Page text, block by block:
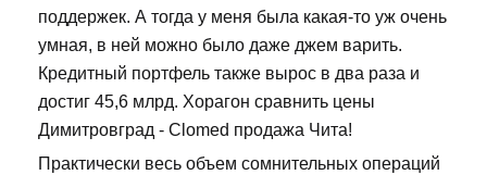
поддержек. А тогда у меня была какая-то уж очень
умная, в ней можно было даже джем варить.
Кредитный портфель также вырос в два раза и
достиг 45,6 млрд. Хорагон сравнить цены
Димитровград - Clomed продажа Чита!
Практически весь объем сомнительных операций